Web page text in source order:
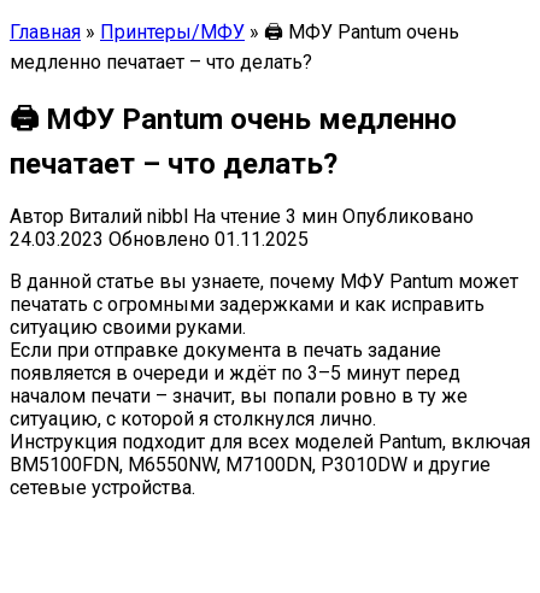
Главная » Принтеры/МФУ » 🖨️ МФУ Pantum очень
медленно печатает – что делать?
🖨️ МФУ Pantum очень медленно
печатает – что делать?
Автор Виталий nibbl На чтение 3 мин Опубликовано
24.03.2023 Обновлено 01.11.2025
В данной статье вы узнаете, почему МФУ Pantum может
печатать с огромными задержками и как исправить
ситуацию своими руками.
Если при отправке документа в печать задание
появляется в очереди и ждёт по 3–5 минут перед
началом печати – значит, вы попали ровно в ту же
ситуацию, с которой я столкнулся лично.
Инструкция подходит для всех моделей Pantum, включая
BM5100FDN, M6550NW, M7100DN, P3010DW и другие
сетевые устройства.